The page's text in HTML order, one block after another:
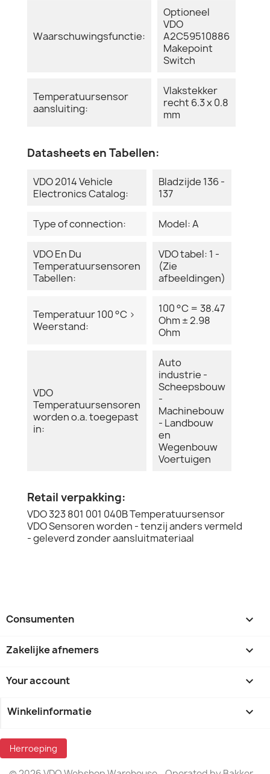
Waarschuwingsfunctie:
Optioneel
VDO
A2C59510886
Makepoint
Switch
Temperatuursensor
aansluiting:
Vlakstekker
recht 6.3 x 0.8
mm
Datasheets en Tabellen:
VDO 2014 Vehicle
Electronics Catalog:
Bladzijde 136 -
137
Type of connection: Model: A
VDO En Du
Temperatuursensoren
Tabellen:
VDO tabel: 1 -
(Zie
afbeeldingen)
Temperatuur 100 °C >
Weerstand:
100 °C = 38.47
Ohm ± 2.98
Ohm
VDO
Temperatuursensoren
worden o.a. toegepast
in:
Auto
industrie -
Scheepsbouw
-
Machinebouw
- Landbouw
en
Wegenbouw
Voertuigen
Retail verpakking:
VDO 323 801 001 040B Temperatuursensor
VDO Sensoren worden - tenzij anders vermeld
- geleverd zonder aansluitmateriaal
Consumenten 
Zakelijke afnemers 
Your account 
Winkelinformatie keyboard_arrow_down
Herroeping